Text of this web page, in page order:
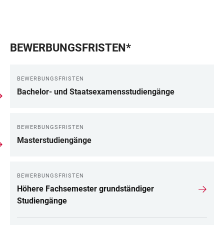
BEWERBUNGSFRISTEN*
BEWERBUNGSFRISTEN
Bachelor- und Staatsexamensstudiengänge
BEWERBUNGSFRISTEN
Masterstudiengänge
BEWERBUNGSFRISTEN
Höhere Fachsemester grundständiger
Studiengänge